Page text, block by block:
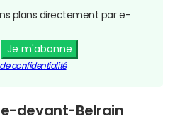
plans directement par e-
Je m'abonne
confidentialité
devant-Belrain